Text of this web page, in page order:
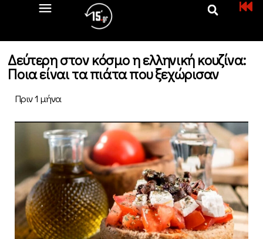
Δεύτερη στον κόσμο η ελληνική κουζίνα:
Ποια είναι τα πιάτα που ξεχώρισαν
Πριν 1 μήνα